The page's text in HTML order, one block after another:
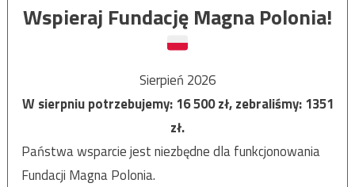
Wspieraj Fundację Magna Polonia!
Sierpień 2026
W sierpniu potrzebujemy:16 500zł, zebraliśmy:1351
zł.
Państwa wsparcie jest niezbędne dla funkcjonowania
Fundacji Magna Polonia.